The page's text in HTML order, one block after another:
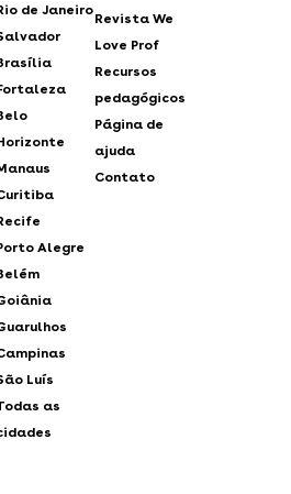
de Janeiro
Alegre
Luís
as
Revista We
Love Prof
Recursos
pedagógicos
Página de
ajuda
Contato